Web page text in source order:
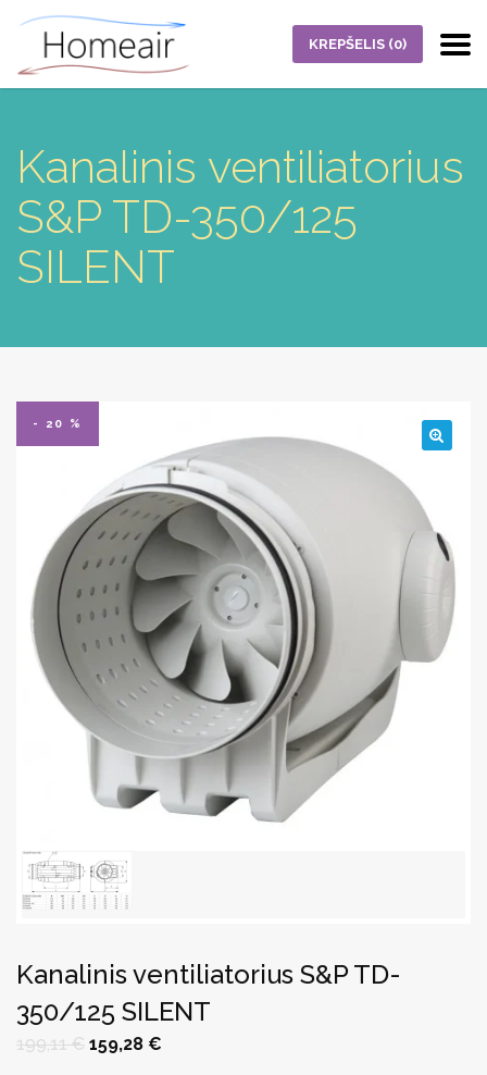
KREPŠELIS (0)
Kanalinis ventiliatorius
S&P TD-350/125
SILENT
- 20 %
Kanalinis ventiliatorius S&P TD-
350/125 SILENT
199,11€ Original
159,28 €